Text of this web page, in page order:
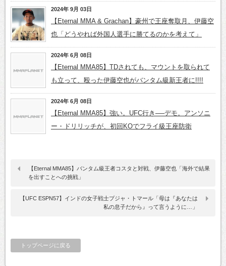
2024年 9月 03日
【Eternal MMA & Grachan】豪州で王座奪取月、伊藤空
也「どうやれば外国人選手に勝てるのかを考えて」
2024年 6月 08日
【Eternal MMA85】TDされても、マウントを取られて
も立って、殴った伊藤空也がバンタム級新王者に!!!!
2024年 6月 08日
【Eternal MMA85】強い。UFC行き──デモ。アンソニ
ー・ドリリッチが、初回KOでフライ級王座防衛
【Eternal MMA85】バンタム級王者コスタと対戦、伊藤空也「海外で結果
を出すことへの挑戦」
【UFC ESPN57】インドの女子戦士プジャ・トマール「母は『あなたは
私の息子だから』って言うように…」
トップページに戻る